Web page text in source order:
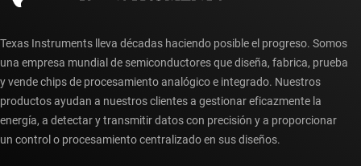
Texas Instruments lleva décadas haciendo posible el progreso. Somos
una empresa mundial de semiconductores que diseña, fabrica, prueba
y vende chips de procesamiento analógico e integrado. Nuestros
productos ayudan a nuestros clientes a gestionar eficazmente la
energía, a detectar y transmitir datos con precisión y a proporcionar
un control o procesamiento centralizado en sus diseños.